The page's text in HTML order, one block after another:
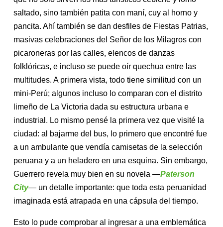
saltado, sino también patita con maní, cuy al horno y
pancita. Ahí también se dan desfiles de Fiestas Patrias,
masivas celebraciones del Señor de los Milagros con
picaroneras por las calles, elencos de danzas
folklóricas, e incluso se puede oír quechua entre las
multitudes. A primera vista, todo tiene similitud con un
mini-Perú; algunos incluso lo comparan con el distrito
limeño de La Victoria dada su estructura urbana e
industrial. Lo mismo pensé la primera vez que visité la
ciudad: al bajarme del bus, lo primero que encontré fue
a un ambulante que vendía camisetas de la selección
peruana y a un heladero en una esquina. Sin embargo,
Guerrero revela muy bien en su novela —Paterson
City— un detalle importante: que toda esta peruanidad
imaginada está atrapada en una cápsula del tiempo.
Esto lo pude comprobar al ingresar a una emblemática